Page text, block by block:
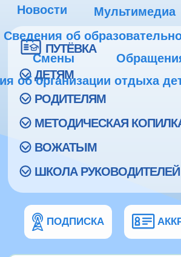
Новости Мультимедиа
Сведения об
Смены
об организации отдыха
ПУТЁВКА
ДЕТЯМ
РОДИТЕЛЯМ
МЕТОДИЧЕСКАЯ
ВОЖАТЫМ
ШКОЛА
ПОДПИСКА